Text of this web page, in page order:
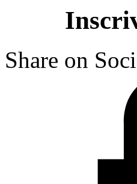
Share on